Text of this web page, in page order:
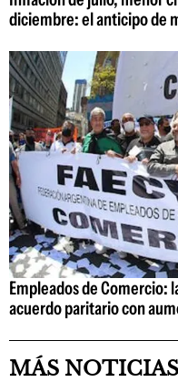
diciembre: el anticipo de
Empleados de Comercio:
acuerdo paritario con
MÁS